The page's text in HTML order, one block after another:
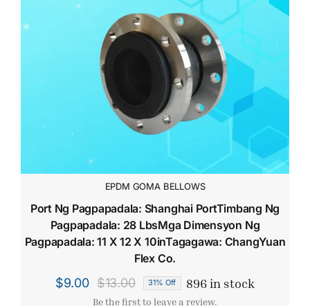
EPDM GOMA BELLOWS
Port Ng Pagpapadala: Shanghai PortTimbang Ng
Pagpapadala: 28 LbsMga Dimensyon Ng
Pagpapadala: 11 X 12 X 10inTagagawa: ChangYuan
Flex Co.
$13.00
Original
$9.00
Current
31% Off 896 in stock
Be the first to leave a review.